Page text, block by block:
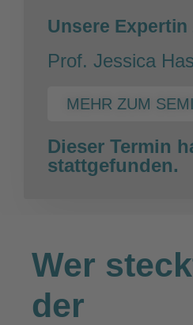
Unsere Expertin
Prof. Jessica
MEHR ZUM
Dieser Termin
stattgefunden.
Wer
der